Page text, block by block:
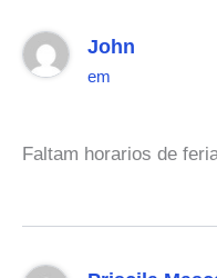
John
em
Faltam horarios de